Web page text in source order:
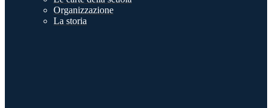
Organizzazione
La storia